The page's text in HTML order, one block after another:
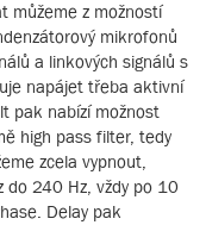
můžeme z možností
mikrofonů
a linkových signálů s
napájet třeba aktivní
pak nabízí možnost
high pass filter, tedy
zcela vypnout,
do 240 Hz, vždy po 10
Delay pak